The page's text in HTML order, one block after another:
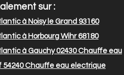
sur :
à Noisy le Grand 93160
à Horbourg Wihr 68180
à Gauchy 02430Chauffe eau
54240Chauffe eau electrique